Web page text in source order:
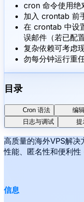
cron 命令使用绝
加入 crontab 前
在 crontab 中设
误邮件（若已配置
复杂依赖可考虑
勿每分钟运行重
目录
Cron 语法 编
日志与调试
提
高质量的海外VPS解
性能、匿名性和便利性
信息